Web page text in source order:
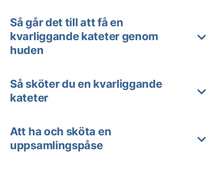
Så går det till att få en
kvarliggande kateter genom
huden
Så sköter du en kvarliggande
kateter
Att ha och sköta en
uppsamlingspåse